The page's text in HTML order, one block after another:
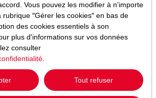
Vous pouvez les modifier à n'importe
″Gérer les cookies″ en bas de
des cookies essentiels à son
plus d'informations sur vos données
consulter
Tout refuser